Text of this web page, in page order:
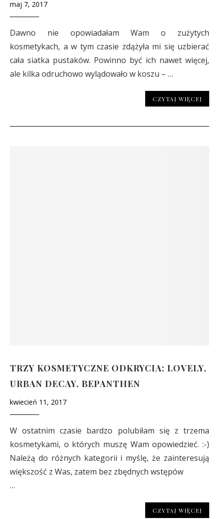
maj 7, 2017
Dawno nie opowiadałam Wam o zużytych
kosmetykach, a w tym czasie zdążyła mi się uzbierać
cała siatka pustaków. Powinno być ich nawet więcej,
ale kilka odruchowo wylądowało w koszu – …
CZYTAJ WIĘCEJ
TRZY KOSMETYCZNE ODKRYCIA: LOVELY,
URBAN DECAY, BEPANTHEN
kwiecień 11, 2017
W ostatnim czasie bardzo polubiłam się z trzema
kosmetykami, o których muszę Wam opowiedzieć. :-)
Należą do różnych kategorii i myślę, że zainteresują
większość z Was, zatem bez zbędnych wstępów
…
CZYTAJ WIĘCEJ